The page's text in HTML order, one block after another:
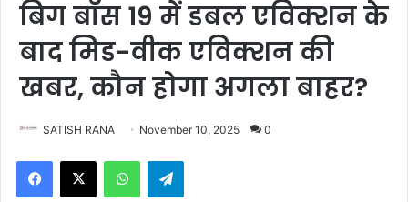
बिग बॉस 19 में डबल एविक्शन के
बाद मिड-वीक एविक्शन की
खबर, कौन होगा अगला बाहर?
SATISH RANA November 10, 2025 0
Facebook
X WhatsAppTelegram